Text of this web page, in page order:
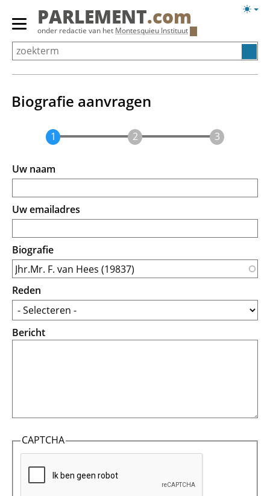
Overslaan
Primair
menu
tonen/verbergen
PARLEMENT.com
onder redactie van het Montesquieu Instituut
Biografie aanvragen
Uw naam
Uw emailadres
Biografie
Reden
Bericht
CAPTCHA